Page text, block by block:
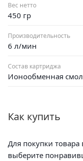
Вес нетто
450 гр
Производительность
6 л/мин
Состав картриджа
Ионообменная
Как купить
Для покупки
выберите